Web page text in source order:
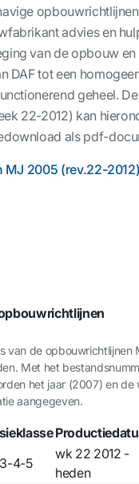
advies en
van de opbouw en
DAF tot een
geheel.
22-2012) kan
als pdf-
MJ 2005 (rev.22-2012)
van de opbouwrichtlijnen
Met het
het jaar (2007) en de
aangegeven.
4-5
wk 22 2012 -
heden